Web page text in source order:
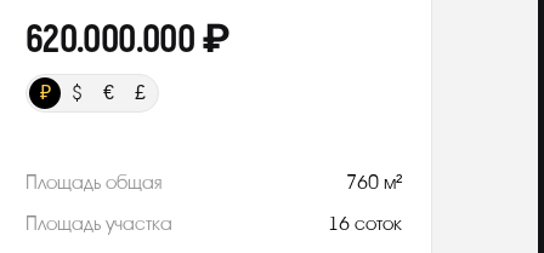
620.000.000 ₽
₽ $ € £
Площадь общая
760 м²
Площадь участка
16 соток